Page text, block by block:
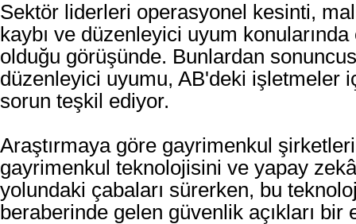
Sektör liderleri operasyonel kesinti,
kaybı ve düzenleyici uyum konularında
olduğu görüşünde. Bunlardan
düzenleyici uyumu, AB'deki işletmeler
sorun teşkil ediyor.
Araştırmaya göre gayrimenkul
gayrimenkul teknolojisini ve yapay
yolundaki çabaları sürerken, bu
beraberinde gelen güvenlik açıkları bir